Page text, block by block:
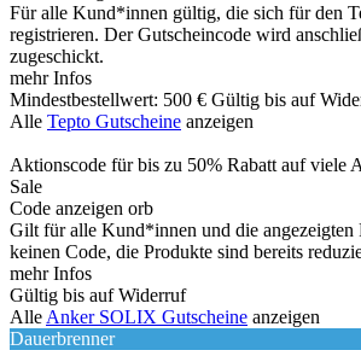
Für alle Kund*innen gültig, die sich für den
registrieren. Der Gutscheincode wird
zugeschickt.
mehr Infos
Mindestbestellwert: 500 € Gültig bis auf
Alle Tepto Gutscheine anzeigen
Aktionscode für bis zu 50% Rabatt auf viele
Sale
Code anzeigen orb
Gilt für alle Kund*innen und die angezeigten
keinen Code, die Produkte sind bereits
mehr Infos
Gültig bis auf Widerruf
Alle Anker SOLIX Gutscheine anzeigen
Dauerbrenner